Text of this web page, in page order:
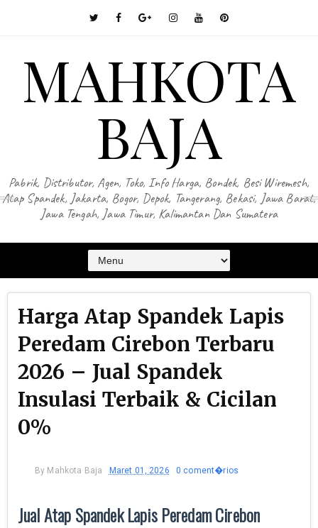
MAHKOTA
BAJA
Pabrik, Distributor, Agen, Toko, Info Harga, Bondek, Besi Wiremesh,
Atap Spandek, Jakarta, Bogor, Depok, Tangerang, Bekasi, Jawa Barat,
Jawa Tengah, Jawa Timur, Kalimantan Dan Sumatera
Harga Atap Spandek Lapis
Peredam Cirebon Terbaru
2026 – Jual Spandek
Insulasi Terbaik & Cicilan
0%
By Mahkota Baja Maret 01, 2026 0 coment�rios
Jual Atap Spandek Lapis Peredam Cirebon